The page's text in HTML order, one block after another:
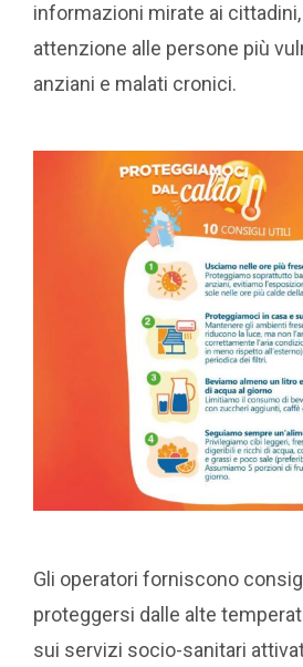
informazioni mirate ai
attenzione alle persone più
anziani e malati cronici.
Gli operatori forniscono
proteggersi dalle alte
sui servizi socio-sanitari